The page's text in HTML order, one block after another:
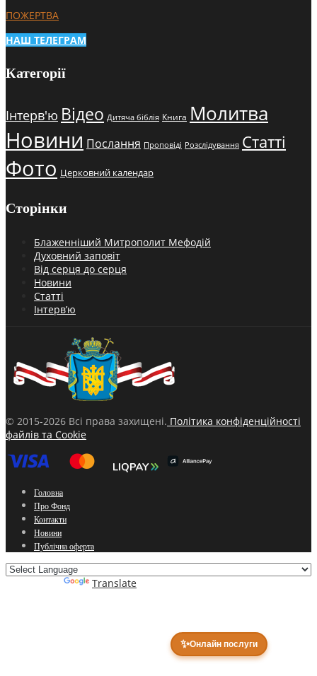
✨Онлайн послуги
ПОЖЕРТВА
НАШ ТЕЛЕГРАМ
Категорії
Інтерв'ю Відео Дитяча біблія Книга Молитва
Новини Послання Проповіді Розслідування Статті
Фото Церковний календар
Сторінки
Блаженніший Митрополит Мефодій
Духовний заповіт
Від серця до серця
Новини
Статті
Інтерв’ю
© 2015-2026 Всі права захищені. Політика конфіденційності
файлів та Cookie
Головна
Про Фонд
Контакти
Новини
Публічна оферта
Translate